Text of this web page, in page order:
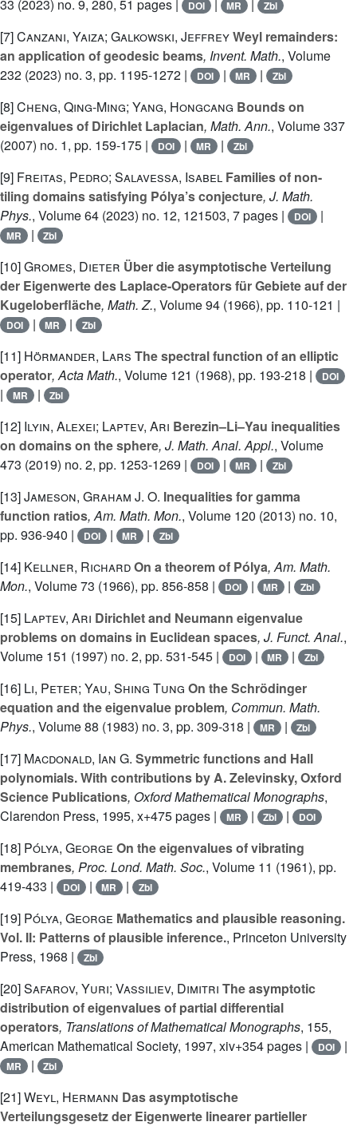
33 (2023) no. 9, 280, 51 pages | DOI | MR | Zbl
[7]Canzani, Yaiza; Galkowski, JeffreyWeyl remainders:
an application of geodesic beams, Invent. Math., Volume
232 (2023) no. 3, pp. 1195-1272 | DOI | MR | Zbl
[8]Cheng, Qing-Ming; Yang, Hongcang Bounds on
eigenvalues of Dirichlet Laplacian, Math. Ann., Volume 337
(2007) no. 1, pp. 159-175 |
DOI | MR | Zbl
[9] Freitas, Pedro; Salavessa, Isabel Families of non-
tiling domains satisfying Pólya’s conjecture, J. Math.
Phys., Volume 64 (2023) no. 12, 121503, 7 pages | DOI |
MR | Zbl
[10]Gromes, Dieter Über die asymptotische Verteilung
der Eigenwerte des Laplace-Operators für Gebiete auf der
Kugeloberfläche, Math. Z., Volume 94 (1966), pp. 110-121 |
DOI | MR | Zbl
[11] Hörmander, Lars The spectral function of an elliptic
operator, Acta Math., Volume 121 (1968), pp. 193-218 | DOI
| MR | Zbl
[12] Ilyin, Alexei; Laptev, Ari Berezin–Li–Yau inequalities
on domains on the sphere, J. Math. Anal. Appl., Volume
473 (2019) no. 2, pp. 1253-1269 | DOI | MR | Zbl
[13]Jameson, Graham J. O. Inequalities for gamma
function ratios, Am. Math. Mon., Volume 120 (2013) no. 10,
pp. 936-940 |
DOI | MR | Zbl
[14] Kellner, RichardOn a theorem of Pólya, Am. Math.
Mon., Volume 73 (1966), pp. 856-858 | DOI | MR | Zbl
[15] Laptev, Ari Dirichlet and Neumann eigenvalue
problems on domains in Euclidean spaces, J. Funct. Anal.,
Volume 151 (1997) no. 2, pp. 531-545 | DOI | MR | Zbl
[16] Li, Peter; Yau, Shing Tung On the Schrödinger
equation and the eigenvalue problem, Commun. Math.
Phys., Volume 88 (1983) no. 3, pp. 309-318 | MR | Zbl
[17] Macdonald, Ian G. Symmetric functions and Hall
polynomials. With contributions by A. Zelevinsky, Oxford
Science Publications, Oxford Mathematical Monographs,
Clarendon Press, 1995, x+475 pages |
MR | Zbl | DOI
[18] Pólya, George On the eigenvalues of vibrating
membranes, Proc. Lond. Math. Soc., Volume 11 (1961), pp.
419-433 |
DOI | MR | Zbl
[19] Pólya, George Mathematics and plausible reasoning.
Vol. II: Patterns of plausible inference., Princeton University
Press, 1968 |
Zbl
[20]Safarov, Yuri; Vassiliev, Dimitri The asymptotic
distribution of eigenvalues of partial differential
operators, Translations of Mathematical Monographs, 155,
American Mathematical Society, 1997, xiv+354 pages |
DOI |
MR | Zbl
[21]Weyl, Hermann Das asymptotische
Verteilungsgesetz der Eigenwerte linearer partieller